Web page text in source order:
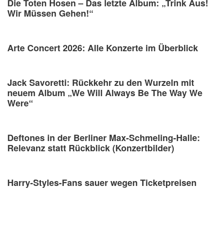
Die Toten Hosen – Das letzte Album: „Trink Aus!
Wir Müssen Gehen!“
Arte Concert 2026: Alle Konzerte im Überblick
Jack Savoretti: Rückkehr zu den Wurzeln mit
neuem Album „We Will Always Be The Way We
Were“
Deftones in der Berliner Max-Schmeling-Halle:
Relevanz statt Rückblick (Konzertbilder)
Harry-Styles-Fans sauer wegen Ticketpreisen